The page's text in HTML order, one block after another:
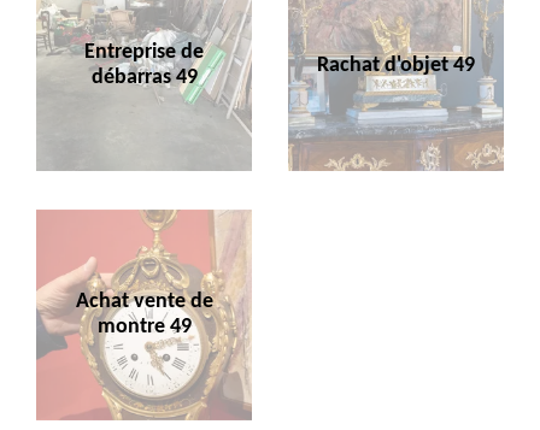
Entreprise de
débarras 49
Rachat d'objet 49
Achat vente de
montre 49